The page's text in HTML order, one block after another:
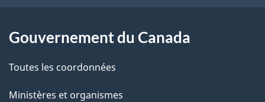
a
g
e
a
t
i
Gouvernement du Canada
Toutes les coordonnées
Ministères et organismes